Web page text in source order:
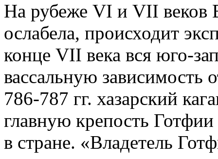
На рубеже VI и VII веков
ослабела, происходит
конце VII века вся юго-
вассальную зависимость
786-787 гг. хазарский
главную крепость
в стране. «Владетель